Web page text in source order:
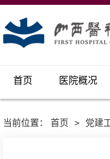
首页 医院概况
当前位置： 首页 > 党建